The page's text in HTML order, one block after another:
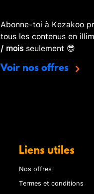
Abonne-toi à Kezakoo
tous les contenus en
/ moisseulement 😎
Voir nos offres
Liens utiles
Nos offres
Termes et conditions